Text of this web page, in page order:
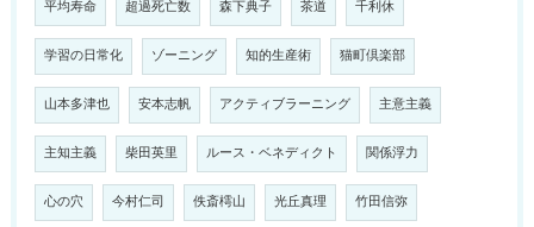
平均寿命 超過死亡数 森下典子 茶道 千利休
学習の日常化 ゾーニング 知的生産術 猫町倶楽部
山本多津也 安本志帆 アクティブラーニング 主意主義
主知主義 柴田英里 ルース・ベネディクト 関係浮力
心の穴 今村仁司 佚斎樗山 光丘真理 竹田信弥